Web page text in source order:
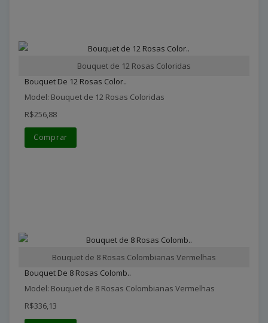
Bouquet de 12 Rosas Coloridas
Bouquet De 12 Rosas Color..
Model: Bouquet de 12 Rosas Coloridas
R$256,88
Comprar
Bouquet de 8 Rosas Colombianas Vermelhas
Bouquet De 8 Rosas Colomb..
Model: Bouquet de 8 Rosas Colombianas Vermelhas
R$336,13